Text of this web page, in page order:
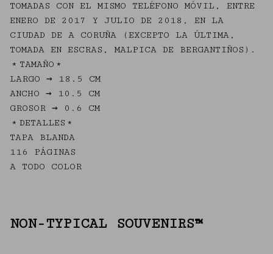
TOMADAS CON EL MISMO TELÉFONO MÓVIL, ENTRE
ENERO DE 2017 Y JULIO DE 2018, EN LA
CIUDAD DE A CORUÑA (EXCEPTO LA ÚLTIMA,
TOMADA EN ESCRAS, MALPICA DE BERGANTIÑOS).
﹡TAMAÑO﹡
LARGO → 18.5 CM
ANCHO → 10.5 CM
GROSOR → 0.6 CM
﹡DETALLES﹡
TAPA BLANDA
116 PÁGINAS
A TODO COLOR
NON-TYPICAL SOUVENIRS™